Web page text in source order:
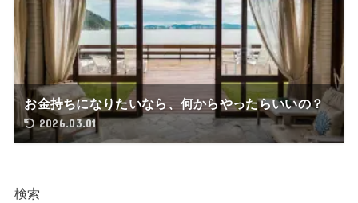
お金持ちになりたいなら、何からやったらいいの？
2026.03.01
検索